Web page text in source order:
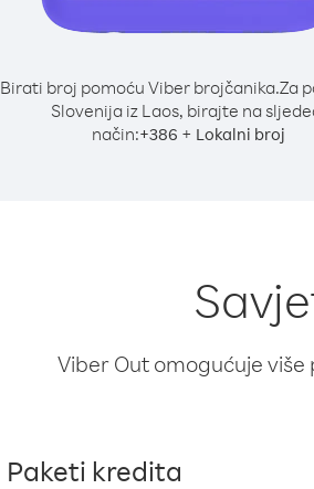
Birati broj pomoću Viber brojčanika.Za
Slovenija iz Laos, birajte na
način:+386 + Lokalni broj
Viber Out omogućuje
Paketi kredita